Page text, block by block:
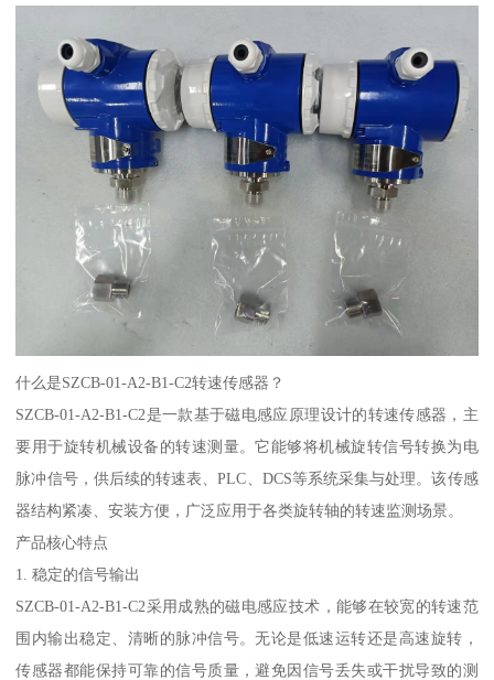
什么是SZCB-01-A2-B1-C2转速传感器？
SZCB-01-A2-B1-C2是一款基于磁电感应原理设计的转速传感器，主
要用于旋转机械设备的转速测量。它能够将机械旋转信号转换为电
脉冲信号，供后续的转速表、PLC、DCS等系统采集与处理。该传感
器结构紧凑、安装方便，广泛应用于各类旋转轴的转速监测场景。
产品核心特点
1. 稳定的信号输出
SZCB-01-A2-B1-C2采用成熟的磁电感应技术，能够在较宽的转速范
围内输出稳定、清晰的脉冲信号。无论是低速运转还是高速旋转，
传感器都能保持可靠的信号质量，避免因信号丢失或干扰导致的测